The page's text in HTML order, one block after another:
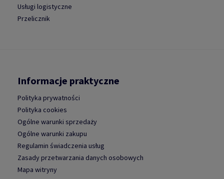
Usługi logistyczne
Przelicznik
Informacje praktyczne
Polityka prywatności
Polityka cookies
Ogólne warunki sprzedaży
Ogólne warunki zakupu
Regulamin świadczenia usług
Zasady przetwarzania danych osobowych
Mapa witryny